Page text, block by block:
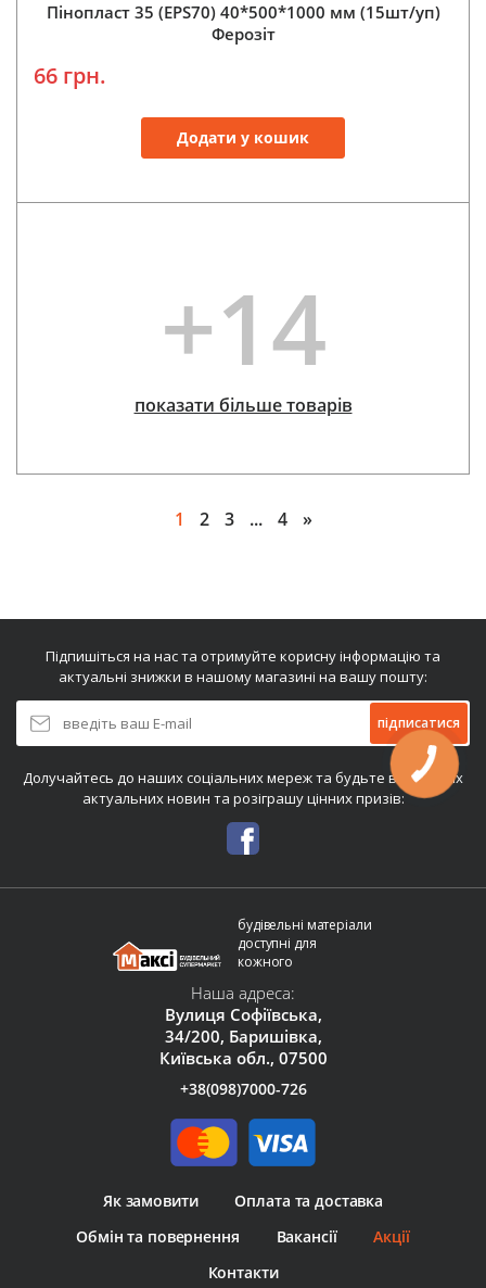
Пінопласт 35 (EPS70) 40*500*1000 мм (15шт/уп)
Ферозіт
66 грн.
Додати у кошик
+14
показати більше товарів
1 2 3 ... 4 »
Підпишіться на нас та отримуйте корисну інформацію та
актуальні знижки в нашому магазині на вашу пошту:
підписатися
Долучайтесь до наших соціальних мереж та будьте в курсі всіх
актуальних новин та розіграшу цінних призів:
будівельні матеріали
доступні для
кожного
Наша адреса:
Вулиця Софіївська,
34/200, Баришівка,
Київська обл., 07500
+38(098)7000-726
Як замовити
Оплата та доставка
Обмін та повернення
Вакансії
Акції
Контакти